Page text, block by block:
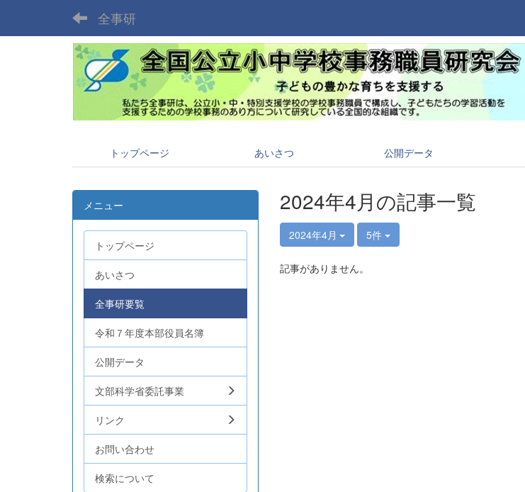
全事研
トップページ あいさつ 公開データ
2024年4月の記事一覧
2024年4月 5件
記事がありません。
メニュー
トップページ
あいさつ
全事研要覧
令和７年度本部役員名簿
公開データ
文部科学省委託事業
リンク
お問い合わせ
検索について